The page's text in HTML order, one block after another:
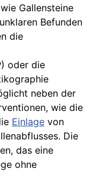
Gallensteine
Befunden
die
oder die
neben der
wie die
Einlage von
Die
das eine
ohne